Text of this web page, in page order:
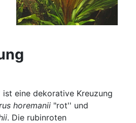
ist eine dekorative Kreuzung
horemanii "rot'' und
. Die rubinroten